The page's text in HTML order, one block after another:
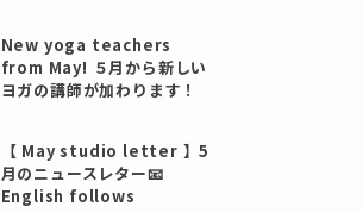
New yoga teachers
from May! ５月から新しい
ヨガの講師が加わります！
【 May studio letter 】5
月のニュースレター📧
English follows